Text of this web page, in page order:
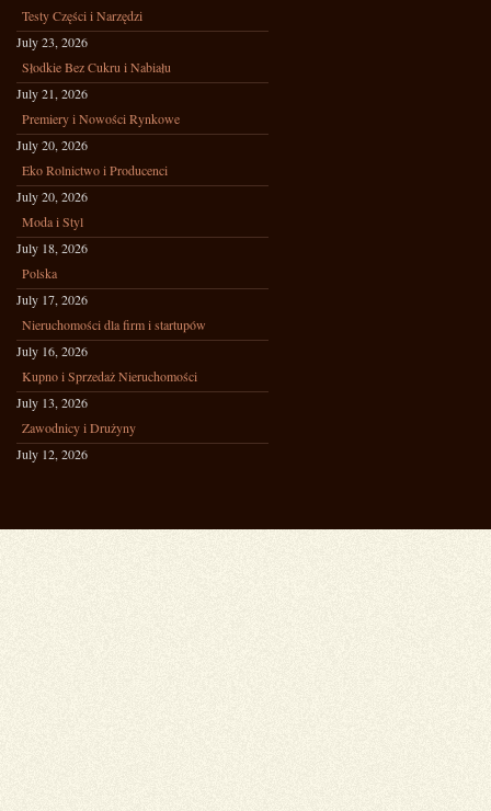
Testy Części i Narzędzi
July 23, 2026
Słodkie Bez Cukru i Nabiału
July 21, 2026
Premiery i Nowości Rynkowe
July 20, 2026
Eko Rolnictwo i Producenci
July 20, 2026
Moda i Styl
July 18, 2026
Polska
July 17, 2026
Nieruchomości dla firm i startupów
July 16, 2026
Kupno i Sprzedaż Nieruchomości
July 13, 2026
Zawodnicy i Drużyny
July 12, 2026